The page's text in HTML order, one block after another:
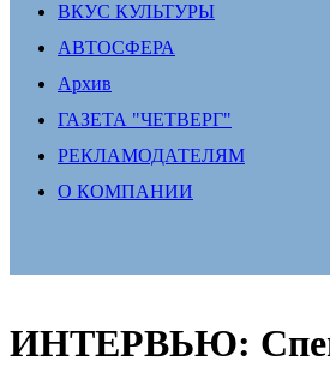
ВКУС КУЛЬТУРЫ
АВТОСФЕРА
Архив
ГАЗЕТА "ЧЕТВЕРГ"
РЕКЛАМОДАТЕЛЯМ
О КОМПАНИИ
ИНТЕРВЬЮ: